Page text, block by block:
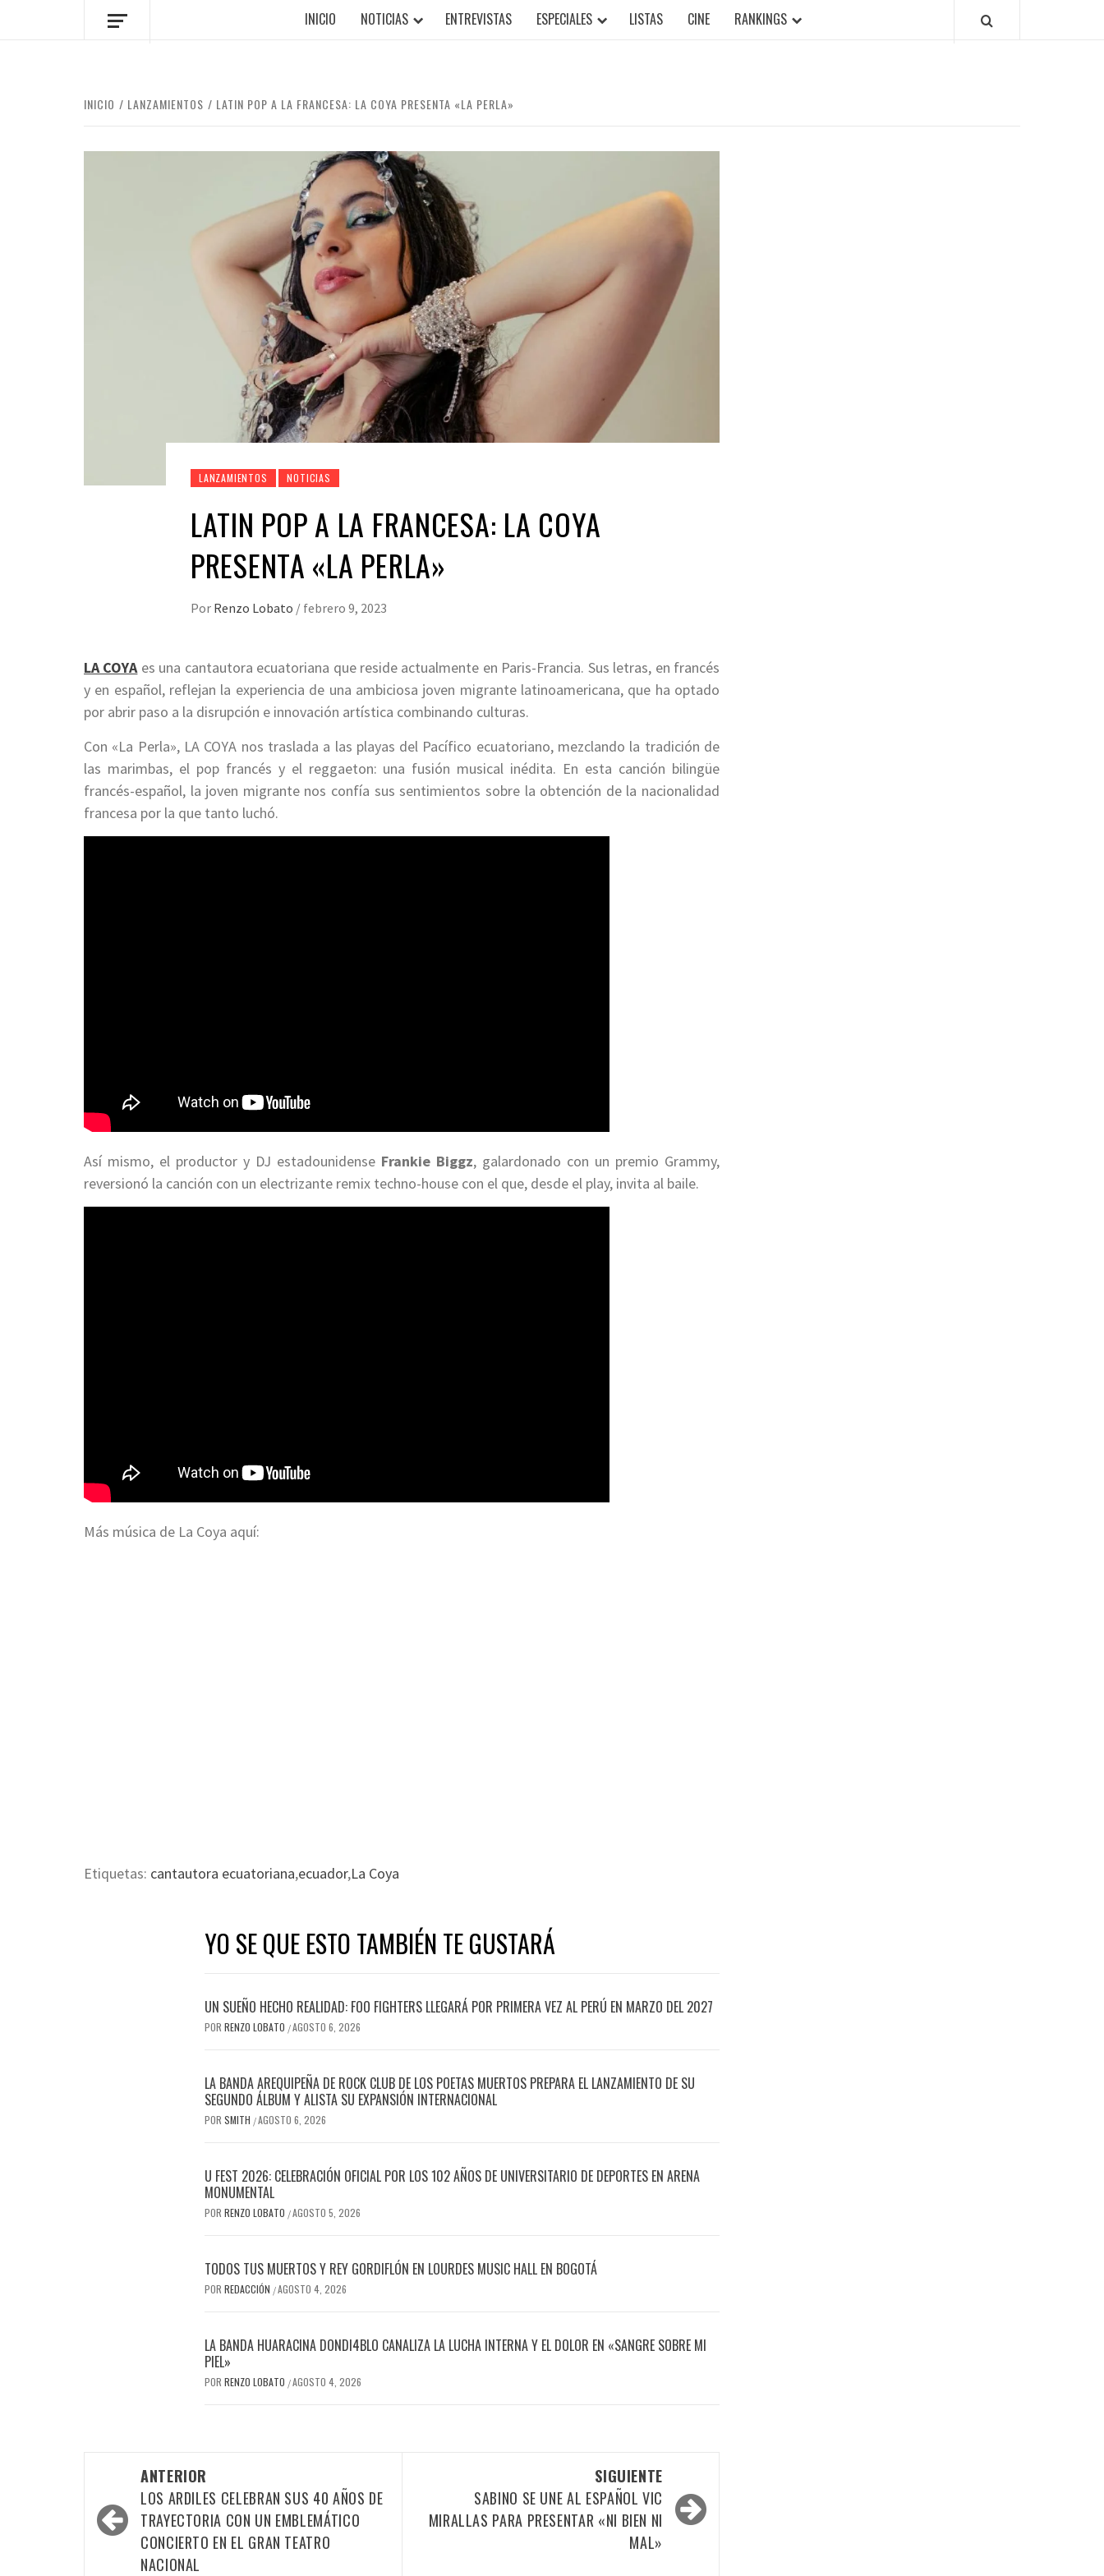
INICIO NOTICIAS ENTREVISTAS ESPECIALES LISTAS CINE RANKINGS
INICIO LANZAMIENTOS LATIN POP A LA FRANCESA: LA COYA PRESENTA «LA PERLA»
LANZAMIENTOS NOTICIAS
LATIN POP A LA FRANCESA: LA COYA
PRESENTA «LA PERLA»
Por Renzo Lobato / febrero 9, 2023
LA COYAes una cantautora ecuatoriana que reside actualmente en Paris-Francia. Sus letras, en francés
y en español, reflejan la experiencia de una ambiciosa joven migrante latinoamericana, que ha optado
por abrir paso a la disrupción e innovación artística combinando culturas.
Con «La Perla», LA COYA nos traslada a las playas del Pacífico ecuatoriano, mezclando la tradición de
las marimbas, el pop francés y el reggaeton: una fusión musical inédita. En esta canción bilingüe
francés-español, la joven migrante nos confía sus sentimientos sobre la obtención de la nacionalidad
francesa por la que tanto luchó.
Así mismo, el productor y DJ estadounidense Frankie Biggz, galardonado con un premio Grammy,
reversionó la canción con un electrizante remix techno-house con el que, desde el play, invita al baile.
Más música de La Coya aquí:
Etiquetas: cantautora ecuatoriana,ecuador,La Coya
YO SE QUE ESTO TAMBIÉN TE GUSTARÁ
UN SUEÑO HECHO REALIDAD: FOO FIGHTERS LLEGARÁ POR PRIMERA VEZ AL PERÚ EN MARZO DEL 2027
POR RENZO LOBATO /AGOSTO 6, 2026
LA BANDA AREQUIPEÑA DE ROCK CLUB DE LOS POETAS MUERTOS PREPARA EL LANZAMIENTO DE SU
SEGUNDO ÁLBUM Y ALISTA SU EXPANSIÓN INTERNACIONAL
POR SMITH /AGOSTO 6, 2026
U FEST 2026: CELEBRACIÓN OFICIAL POR LOS 102 AÑOS DE UNIVERSITARIO DE DEPORTES EN ARENA
MONUMENTAL
POR RENZO LOBATO /AGOSTO 5, 2026
TODOS TUS MUERTOS Y REY GORDIFLÓN EN LOURDES MUSIC HALL EN BOGOTÁ
POR REDACCIÓN /AGOSTO 4, 2026
LA BANDA HUARACINA DONDI4BLO CANALIZA LA LUCHA INTERNA Y EL DOLOR EN «SANGRE SOBRE MI
PIEL»
POR RENZO LOBATO /AGOSTO 4, 2026
Navegación
por
las
entradas
ANTERIOR
LOS ARDILES CELEBRAN SUS 40 AÑOS DE
TRAYECTORIA CON UN EMBLEMÁTICO
CONCIERTO EN EL GRAN TEATRO
NACIONAL
SIGUIENTE
SABINO SE UNE AL ESPAÑOL VIC
MIRALLAS PARA PRESENTAR «NI BIEN NI
MAL»